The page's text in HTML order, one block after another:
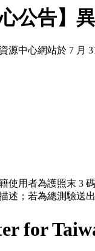
公告】
中心網站於 7 月
使用者為護照末 3 碼
；若為總測驗送
for